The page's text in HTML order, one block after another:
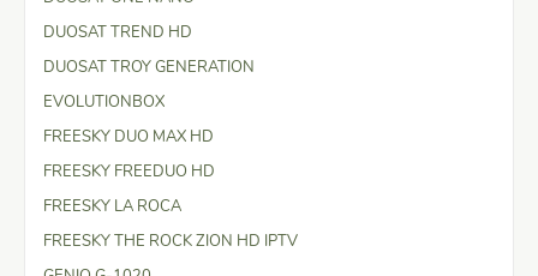
DUOSAT TREND HD
DUOSAT TROY GENERATION
EVOLUTIONBOX
FREESKY DUO MAX HD
FREESKY FREEDUO HD
FREESKY LA ROCA
FREESKY THE ROCK ZION HD IPTV